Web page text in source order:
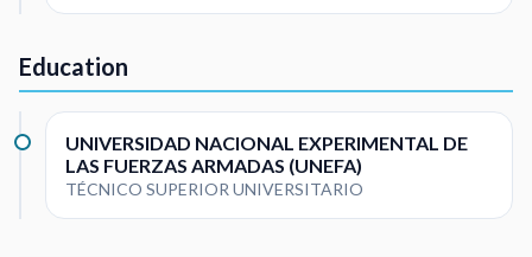
Education
UNIVERSIDAD NACIONAL EXPERIMENTAL DE
LAS FUERZAS ARMADAS (UNEFA)
TÉCNICO SUPERIOR UNIVERSITARIO